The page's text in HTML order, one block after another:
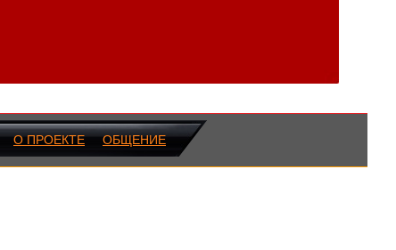
О ПРОЕКТЕ ОБЩЕНИЕ